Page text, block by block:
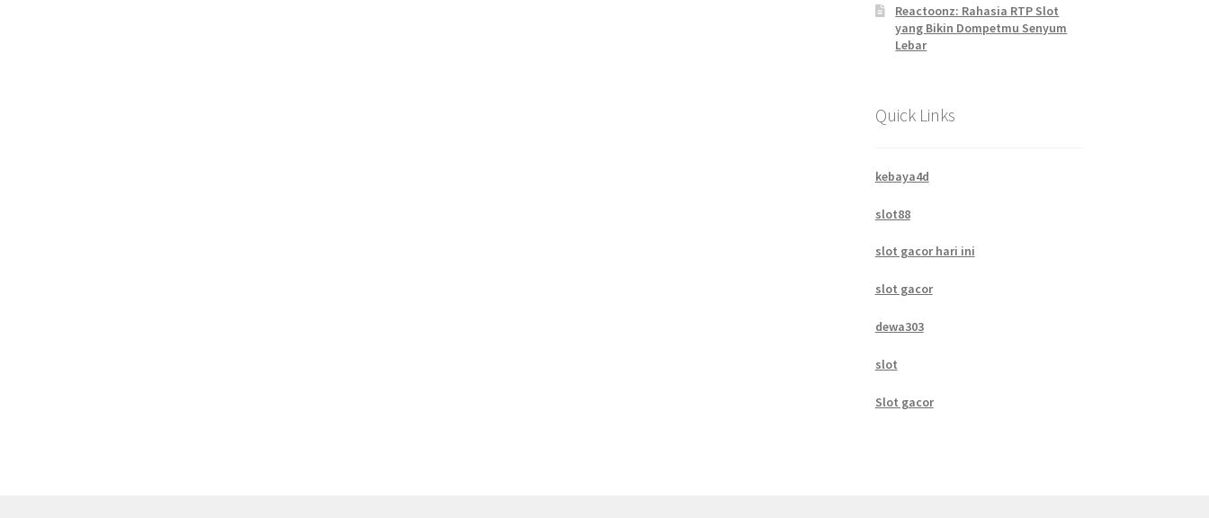
Reactoonz: Rahasia RTP Slot
yang Bikin Dompetmu Senyum
Lebar
Quick Links
kebaya4d
slot88
slot gacor hari ini
slot gacor
dewa303
slot
Slot gacor